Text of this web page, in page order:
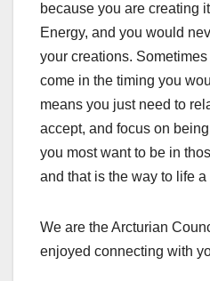
because you are creating
Energy, and you would
your creations.
come in the timing you
means you just need to
accept, and focus on
you most want to be in
and that is the way to life
We are the Arcturian
enjoyed connecting with